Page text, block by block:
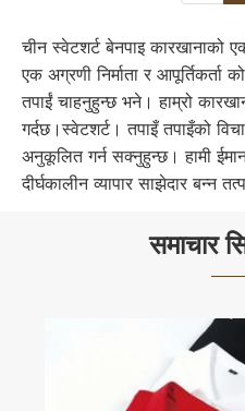
चीन स्वेटशर्ट बेनपाइ कारखानाको
एक अग्रणी निर्माता र आपूर्तिकर्ता
तपाईं चाहनुहुन्छ भने। हाम्रो
गर्दछ।स्वेटशर्ट। तपाइँ तपाइँको
अनुकूलित गर्न सक्नुहुन्छ। हामी
दीर्घकालीन व्यापार साझेदार बन्न
समाचार